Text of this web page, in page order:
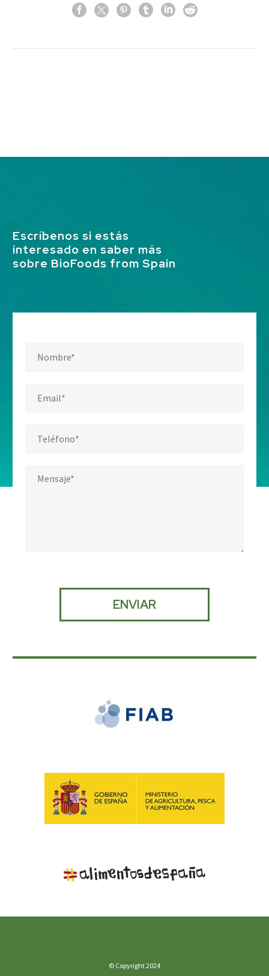
Escríbenos si estás
interesado en saber más
sobre BioFoods from Spain
© Copyright 2024